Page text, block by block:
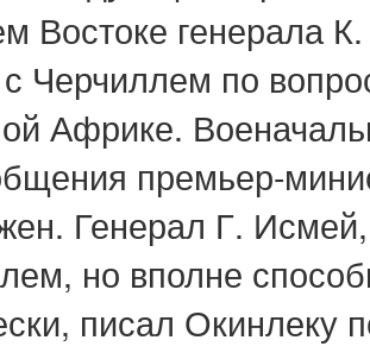
Востоке генерала
Черчиллем по
Африке.
премьер-
Генерал Г.
но вполне
писал Окинлеку